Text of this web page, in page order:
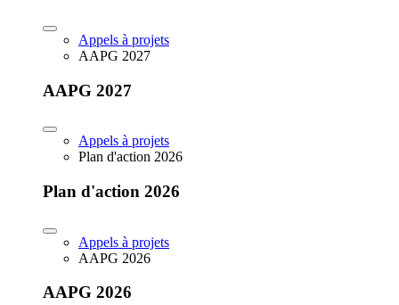
Appels à projets
AAPG 2027
AAPG 2027
Appels à projets
Plan d'action 2026
Plan d'action 2026
Appels à projets
AAPG 2026
AAPG 2026